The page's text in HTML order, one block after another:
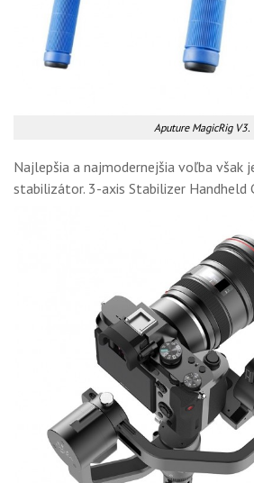
Aputure MagicRig V3.
Najlepšia a najmodernejšia voľba však
stabilizátor. 3-axis Stabilizer Handheld